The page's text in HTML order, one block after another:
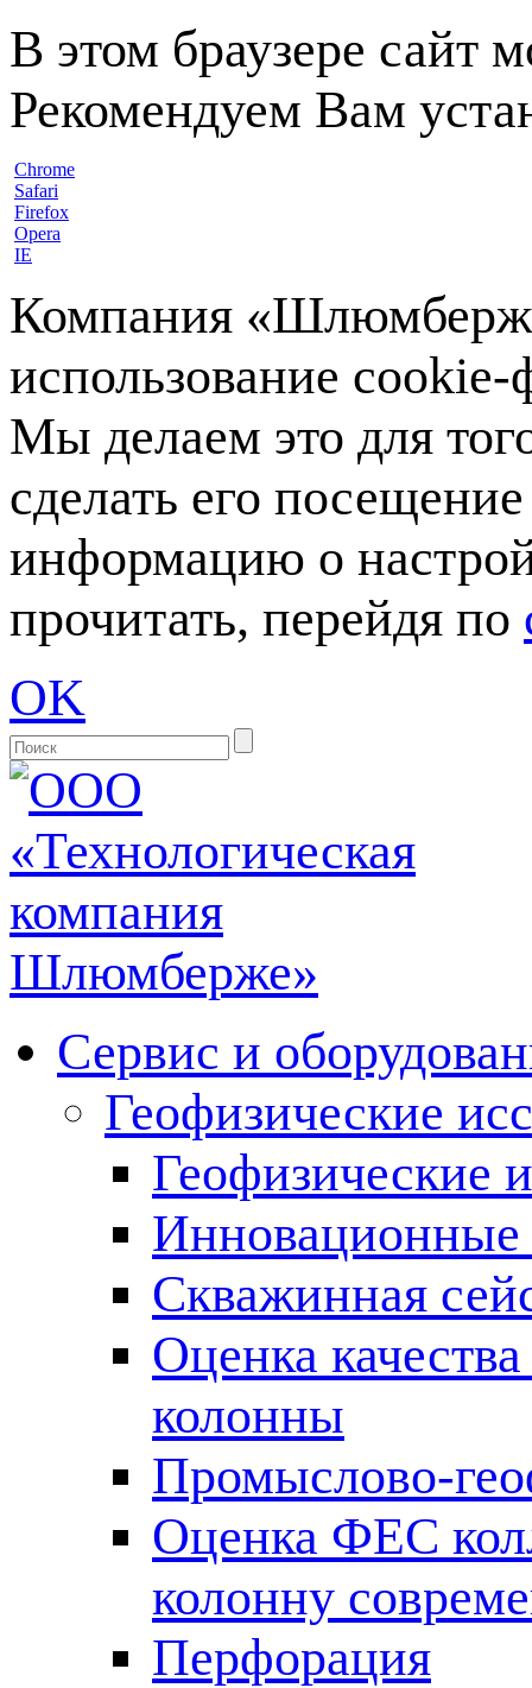
В этом браузере сайт
Рекомендуем Вам
Chrome
Safari
Firefox
Opera
IE
Компания
использование
Мы делаем это для
сделать его
информацию о
прочитать, перейдя по
OK
Сервис и
Геофизические
Геофизические
Инновационные
Скважинная
Оценка
колонны
Промыслово-
Оценка ФЕС
колонну
Перфорация